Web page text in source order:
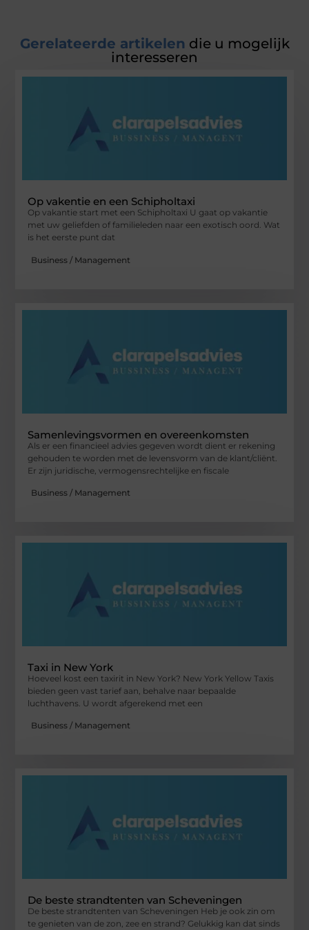
Gerelateerde artikelen die u mogelijk
interesseren
Op vakentie en een Schipholtaxi
Op vakantie start met een Schipholtaxi U gaat op vakantie
met uw geliefden of familieleden naar een exotisch oord. Wat
is het eerste punt dat
Business / Management
Samenlevingsvormen en overeenkomsten
Als er een financieel advies gegeven wordt dient er rekening
gehouden te worden met de levensvorm van de klant/cliënt.
Er zijn juridische, vermogensrechtelijke en fiscale
Business / Management
Taxi in New York
Hoeveel kost een taxirit in New York? New York Yellow Taxis
bieden geen vast tarief aan, behalve naar bepaalde
luchthavens. U wordt afgerekend met een
Business / Management
De beste strandtenten van Scheveningen
De beste strandtenten van Scheveningen Heb je ook zin om
te genieten van de zon, zee en strand? Gelukkig kan dat sinds